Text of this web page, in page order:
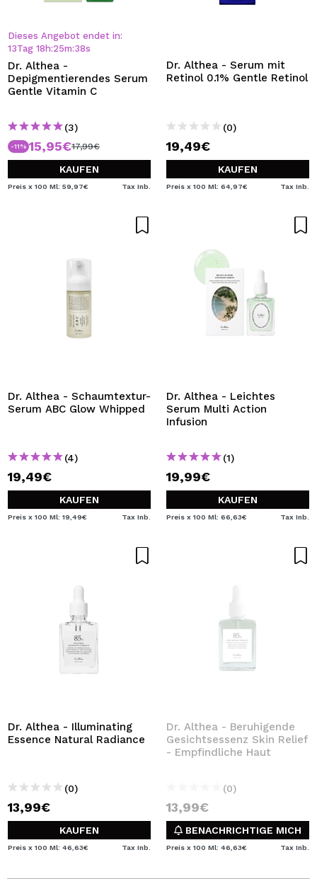
Dieses Angebot endet in:
13Tag 18 h:25m:37s
Dr. Althea -
Depigmentierendes Serum
Gentle Vitamin C
(3)
-11% 15,95€17,99€
KAUFEN
Preis x 100 Ml: 59,97€ Tax Inb.
Dr. Althea - Serum mit
Retinol 0.1% Gentle Retinol
(0)
19,49€
KAUFEN
Preis x 100 Ml: 64,97€ Tax Inb.
Dr. Althea - Schaumtextur-
Serum ABC Glow Whipped
(4)
19,49€
KAUFEN
Preis x 100 Ml: 19,49€ Tax Inb.
Dr. Althea - Leichtes
Serum Multi Action
Infusion
(1)
19,99€
KAUFEN
Preis x 100 Ml: 66,63€ Tax Inb.
Dr. Althea - Illuminating
Essence Natural Radiance
(0)
13,99€
KAUFEN
Preis x 100 Ml: 46,63€ Tax Inb.
Dr. Althea - Beruhigende
Gesichtsessenz Skin Relief
- Empfindliche Haut
(0)
13,99€
BENACHRICHTIGE MICH
Preis x 100 Ml: 46,63€ Tax Inb.